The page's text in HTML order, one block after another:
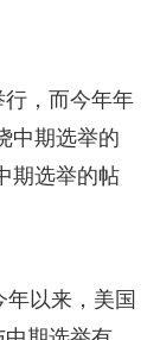
，而今年年
中期选举的
期选举的帖
年以来，美国